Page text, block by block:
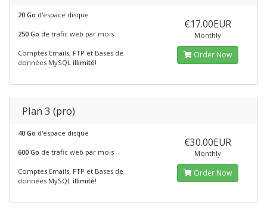
20 Go d'espace disque
250 Go de trafic web par mois
Comptes Emails, FTP et Bases de
données MySQL illimité!
€17.00EUR
Monthly
Order Now
Plan 3 (pro)
40 Go d'espace disque
600 Go de trafic web par mois
Comptes Emails, FTP et Bases de
données MySQL illimité!
€30.00EUR
Monthly
Order Now